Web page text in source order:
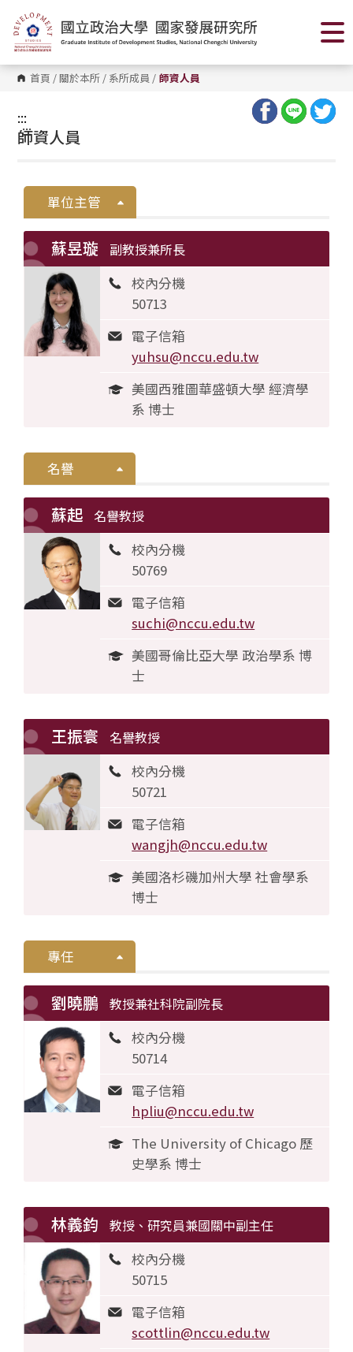
到
主
要
內
容
區 首頁 /關於本所 / 系所成員 / 師資人員
:::
:::
師資人員
單位主管
蘇昱璇 副教授兼所長
校內分機
50713
電子信箱
yuhsu@nccu.edu.tw
美國西雅圖華盛頓大學 經濟學
系 博士
名譽
蘇起 名譽教授
校內分機
50769
電子信箱
suchi@nccu.edu.tw
美國哥倫比亞大學 政治學系 博
士
王振寰 名譽教授
校內分機
50721
電子信箱
wangjh@nccu.edu.tw
美國洛杉磯加州大學 社會學系
博士
專任
劉曉鵬 教授兼社科院副院長
校內分機
50714
電子信箱
hpliu@nccu.edu.tw
The University of Chicago 歷
史學系 博士
林義鈞 教授、研究員兼國關中副主任
校內分機
50715
電子信箱
scottlin@nccu.edu.tw